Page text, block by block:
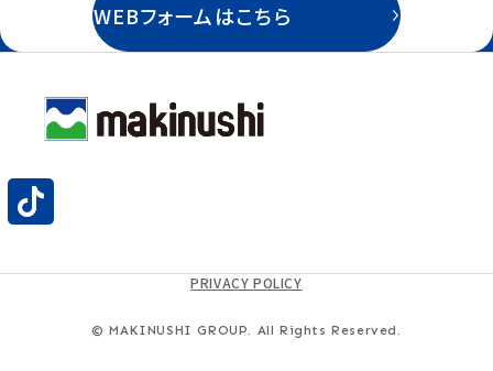
WEBフォームはこちら
© MAKINUSHI GROUP. All Rights Reserved.
PRIVACY POLICY